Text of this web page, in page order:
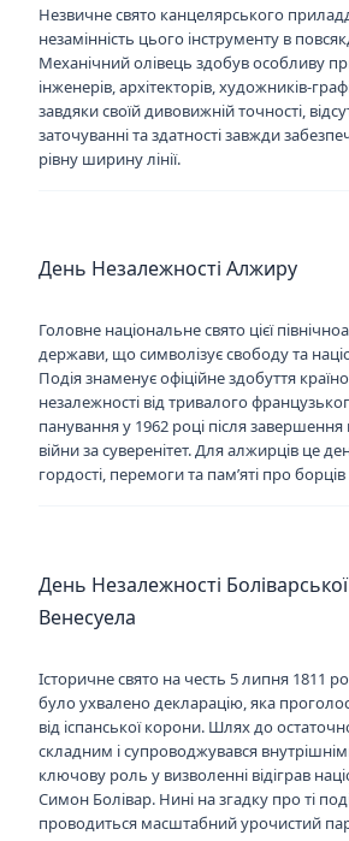
Незвичне свято канцелярського
незамінність цього інструменту в
Механічний олівець здобув особливу
інженерів, архітекторів, художників-
завдяки своїй дивовижній точності,
заточуванні та здатності завжди
рівну ширину лінії.
День Незалежності Алжиру
Головне національне свято цієї
держави, що символізує свободу та
Подія знаменує офіційне здобуття
незалежності від тривалого
панування у 1962 році після
війни за суверенітет. Для алжирців це
гордості, перемоги та пам’яті про
День Незалежності
Венесуела
Історичне свято на честь 5 липня 1811
було ухвалено декларацію, яка
від іспанської корони. Шлях до
складним і супроводжувався
ключову роль у визволенні відіграв
Симон Болівар. Нині на згадку про ті
проводиться масштабний урочистий